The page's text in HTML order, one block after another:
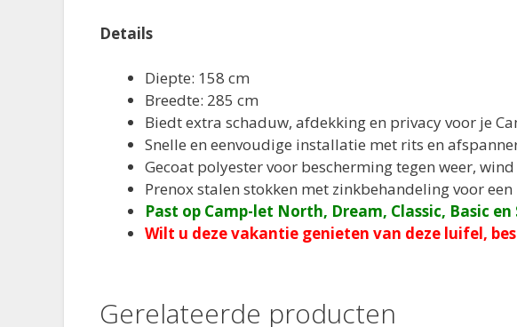
Details
Diepte: 158 cm
Breedte: 285 cm
Biedt extra schaduw, afdekking en privacy voor je
Snelle en eenvoudige installatie met rits en
Gecoat polyester voor bescherming tegen weer,
Prenox stalen stokken met zinkbehandeling voor
Past op Camp-let North, Dream, Classic, Basic en
Wilt u deze vakantie genieten van deze luifel,
Gerelateerde producten